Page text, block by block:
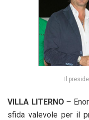
Il
VILLA LITERNO –
sfida valevole per il